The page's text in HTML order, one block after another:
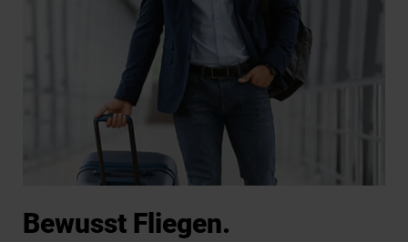
Bewusst Fliegen.